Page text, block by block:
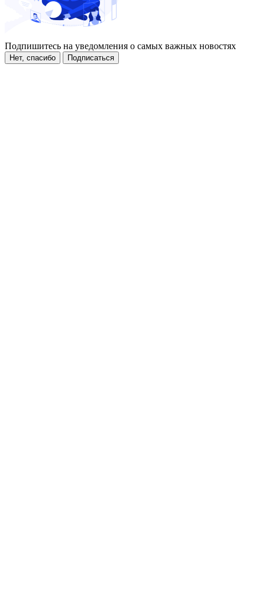
Подпишитесь на уведомления о самых важных новостях
Нет, спасибо Подписаться